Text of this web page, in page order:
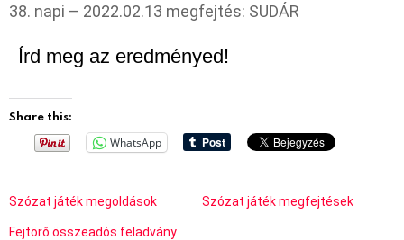
38. napi – 2022.02.13 megfejtés: SUDÁR
Írd meg az eredményed!
Share this:
WhatsApp
Szózat játék megoldások Szózat játék megfejtések
Fejtörő összeadós feladvány